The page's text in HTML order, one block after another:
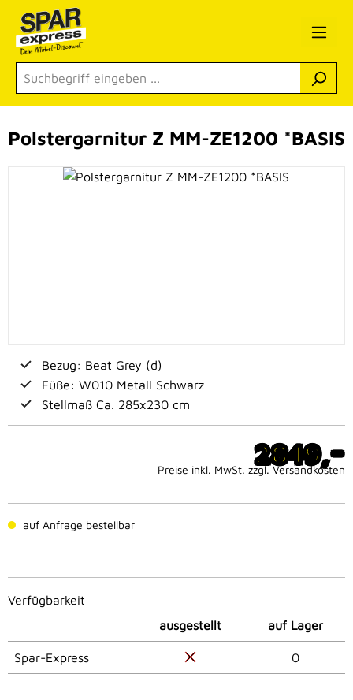
Zum Hauptinhalt springen
Bildergalerie überspringen
Polstergarnitur Z MM-ZE1200 *BASIS
Bezug: Beat Grey (d)
Füße: W010 Metall Schwarz
Stellmaß Ca. 285x230 cm
2849,-
Preise inkl. MwSt. zzgl. Versandkosten
auf Anfrage bestellbar
Verfügbarkeit
ausgestellt
auf Lager
Spar-Express 0